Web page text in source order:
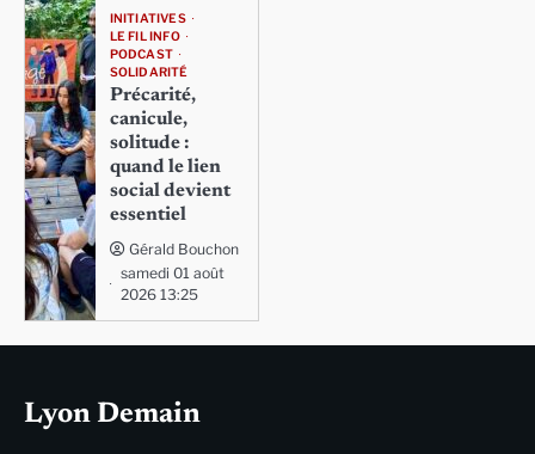
INITIATIVES
LE FIL INFO
PODCAST
SOLIDARITÉ
Précarité,
canicule,
solitude :
quand le lien
social devient
essentiel
Gérald Bouchon
samedi 01 août
2026 13:25
Lyon Demain